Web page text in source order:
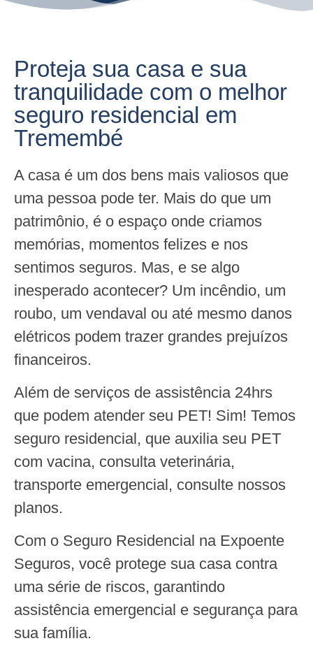
Proteja sua casa e sua
tranquilidade com o melhor
seguro residencial em
Tremembé
A casa é um dos bens mais valiosos que
uma pessoa pode ter. Mais do que um
patrimônio, é o espaço onde criamos
memórias, momentos felizes e nos
sentimos seguros. Mas, e se algo
inesperado acontecer? Um incêndio, um
roubo, um vendaval ou até mesmo danos
elétricos podem trazer grandes prejuízos
financeiros.
Além de serviços de assistência 24hrs
que podem atender seu PET! Sim! Temos
seguro residencial, que auxilia seu PET
com vacina, consulta veterinária,
transporte emergencial, consulte nossos
planos.
Com o Seguro Residencial na Expoente
Seguros, você protege sua casa contra
uma série de riscos, garantindo
assistência emergencial e segurança para
sua família.